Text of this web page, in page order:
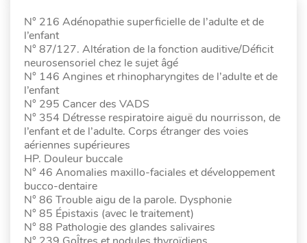
N° 216 Adénopathie superficielle de l’adulte et de
l’enfant
N° 87/127. Altération de la fonction auditive/Déficit
neurosensoriel chez le sujet âgé
N° 146 Angines et rhinopharyngites de l’adulte et de
l’enfant
N° 295 Cancer des VADS
N° 354 Détresse respiratoire aiguë du nourrisson, de
l’enfant et de l’adulte. Corps étranger des voies
aériennes supérieures
HP. Douleur buccale
N° 46 Anomalies maxillo-faciales et développement
bucco-dentaire
N° 86 Trouble aigu de la parole. Dysphonie
N° 85 Épistaxis (avec le traitement)
N° 88 Pathologie des glandes salivaires